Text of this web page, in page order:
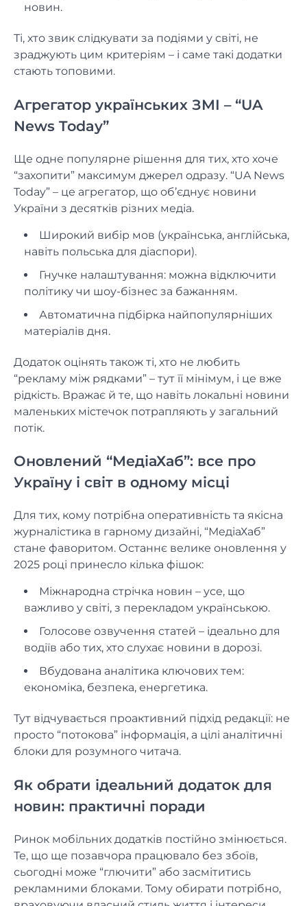
новин.
Ті, хто звик слідкувати за подіями у світі, не
зраджують цим критеріям – і саме такі додатки
стають топовими.
Агрегатор українських ЗМІ – “UA
News Today”
Ще одне популярне рішення для тих, хто хоче
“захопити” максимум джерел одразу. “UA News
Today” – це агрегатор, що об’єднує новини
України з десятків різних медіа.
Широкий вибір мов (українська, англійська,
навіть польська для діаспори).
Гнучке налаштування: можна відключити
політику чи шоу-бізнес за бажанням.
Автоматична підбірка найпопулярніших
матеріалів дня.
Додаток оцінять також ті, хто не любить
“рекламу між рядками” – тут її мінімум, і це вже
рідкість. Вражає й те, що навіть локальні новини
маленьких містечок потрапляють у загальний
потік.
Оновлений “МедіаХаб”: все про
Україну і світ в одному місці
Для тих, кому потрібна оперативність та якісна
журналістика в гарному дизайні, “МедіаХаб”
стане фаворитом. Останнє велике оновлення у
2025 році принесло кілька фішок:
Міжнародна стрічка новин – усе, що
важливо у світі, з перекладом українською.
Голосове озвучення статей – ідеально для
водіїв або тих, хто слухає новини в дорозі.
Вбудована аналітика ключових тем:
економіка, безпека, енергетика.
Тут відчувається проактивний підхід редакції: не
просто “потокова” інформація, а цілі аналітичні
блоки для розумного читача.
Як обрати ідеальний додаток для
новин: практичні поради
Ринок мобільних додатків постійно змінюється.
Те, що ще позавчора працювало без збоїв,
сьогодні може “глючити” або засмітитись
рекламними блоками. Тому обирати потрібно,